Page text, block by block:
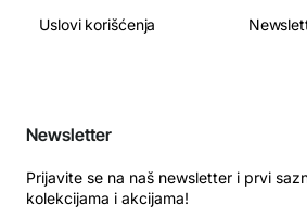
Uslovi korišćenja
Newsletter
Prijavite se na naš newsletter i prvi
kolekcijama i akcijama!